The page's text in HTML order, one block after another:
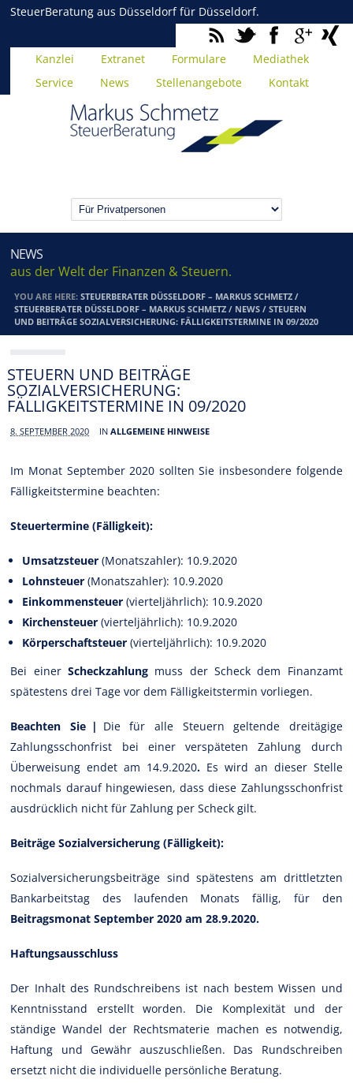
SteuerBeratung aus Düsseldorf für Düsseldorf.
Kanzlei Extranet Formulare
Mediathek
Service
News Stellenangebote Kontakt
NEWS
aus der Welt der Finanzen & Steuern.
YOU ARE HERE:STEUERBERATER DÜSSELDORF – MARKUS SCHMETZ /
STEUERBERATER DÜSSELDORF – MARKUS SCHMETZ / NEWS /STEUERN
UND BEITRÄGE SOZIALVERSICHERUNG: FÄLLIGKEITSTERMINE IN 09/2020
STEUERN UND BEITRÄGE
SOZIALVERSICHERUNG:
FÄLLIGKEITSTERMINE IN 09/2020
8. SEPTEMBER 2020 INALLGEMEINE HINWEISE
Im Monat September 2020 sollten Sie insbesondere folgende
Fälligkeitstermine beachten:
Steuertermine (Fälligkeit):
Umsatzsteuer (Monatszahler): 10.9.2020
Lohnsteuer(Monatszahler): 10.9.2020
Einkommensteuer(vierteljährlich): 10.9.2020
Kirchensteuer(vierteljährlich): 10.9.2020
Körperschaftsteuer(vierteljährlich): 10.9.2020
Bei einerScheckzahlung muss der Scheck dem Finanzamt
spätestens drei Tage vor dem Fälligkeitstermin vorliegen.
Beachten Sie | Die für alle Steuern geltende dreitägige
Zahlungsschonfrist bei einer verspäteten Zahlung durch
Überweisung endet am 14.9.2020. Es wird an dieser Stelle
nochmals darauf hingewiesen, dass diese Zahlungsschonfrist
ausdrücklich nicht für Zahlung per Scheck gilt.
Beiträge Sozialversicherung (Fälligkeit):
Sozialversicherungsbeiträge sind spätestens am drittletzten
Bankarbeitstag des laufenden Monats fällig, für den
Beitragsmonat September 2020 am 28.9.2020.
Haftungsausschluss
Der Inhalt des Rundschreibens ist nach bestem Wissen und
Kenntnisstand erstellt worden. Die Komplexität und der
ständige Wandel der Rechtsmaterie machen es notwendig,
Haftung und Gewähr auszuschließen. Das Rundschreiben
ersetzt nicht die individuelle persönliche Beratung.